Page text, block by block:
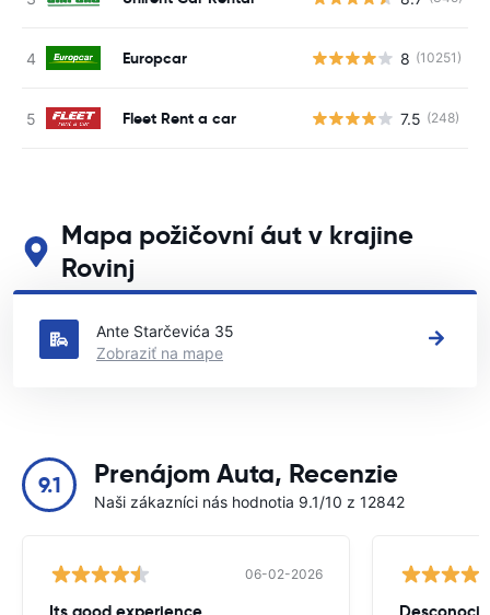
Europcar 8 (10251)
Fleet Rent a car 7.5 (248)
Mapa požičovní áut v krajine
Rovinj
Pozrite si naše hlavné požičovne áut v krajine Rovinj
Ante Starčevića 35
Zobraziť na mape
9.1 Prenájom Auta, Recenzie
Naši zákazníci nás hodnotia 9.1/10 z 12842
06-02-2026